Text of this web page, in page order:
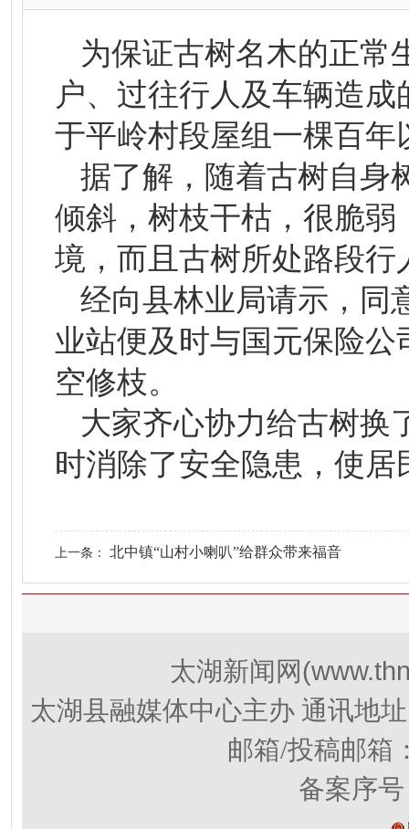
为保证古树名木的正常
户、过往行人及车辆造
于平岭村段屋组一棵百
据了解，随着古树自身
倾斜，树枝干枯，很脆
境，而且古树所处路段
经向县林业局请示，同
业站便及时与国元保险
空修枝。
大家齐心协力给古树换
时消除了安全隐患，使
上一条： 北中镇“山村小喇叭”给群众带来福音
太湖新闻网
太湖县融媒体中心主办 通讯地
邮箱/投稿邮箱
备案序